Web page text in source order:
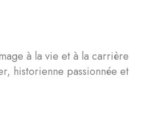
à la vie et à la carrière
historienne passionnée et